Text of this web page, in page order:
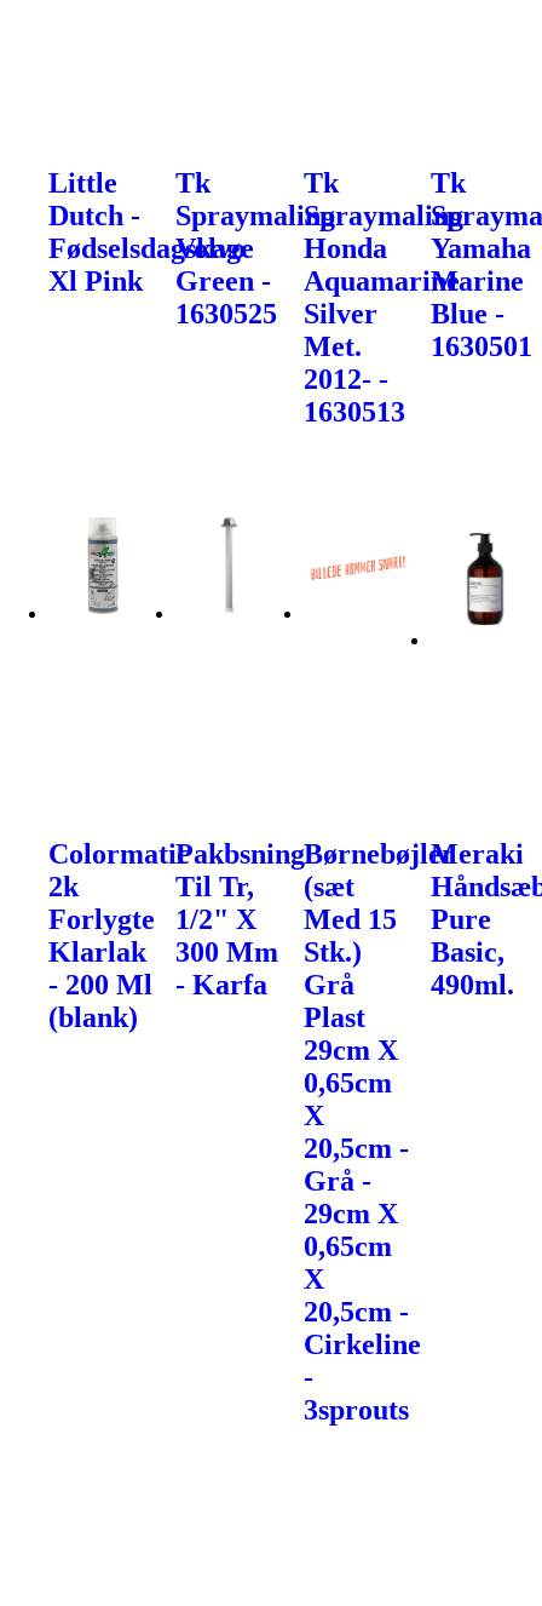
Little
Dutch -
Fødselsdagskage
Xl Pink
Tk
Spraymaling
Volvo
Green -
1630525
Tk
Spraymaling
Honda
Aquamarine
Silver
Met.
2012- -
1630513
Tk
Yamaha
Marine
Blue -
1630501
Colormatic
2k
Forlygte
Klarlak
- 200 Ml
(blank)
Pakbsning
Til Tr,
1/2" X
300 Mm
- Karfa
Børnebøjler
(sæt
Med 15
Stk.)
Grå
Plast
29cm X
0,65cm
X
20,5cm -
Grå -
29cm X
0,65cm
X
20,5cm -
Cirkeline
-
3sprouts
Meraki
Pure
Basic,
490ml.